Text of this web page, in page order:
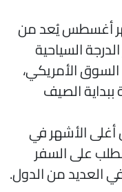
أغسطس يُعد من
السياحية
الأمريكي،
الصيف
الأشهر في
على السفر
العديد من الدول.